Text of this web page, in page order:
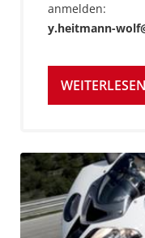
anmelden:
y.heitmann-
WEITERLESEN